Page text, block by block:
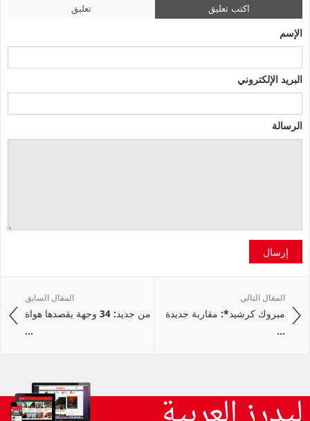
اكتب تعليق تعليق
الإسم
البريد الإلكتروني
الرسالة
إرسال
المقال السابق
من جديد: 34 وجهة يقصدها هواة
...
المقال التالي
مبروك كرشيد*: مقاربة جديدة
...